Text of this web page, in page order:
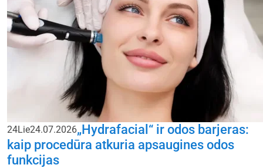
24Lie24.07.2026„Hydrafacial“ ir odos barjeras:
kaip procedūra atkuria apsaugines odos
funkcijas